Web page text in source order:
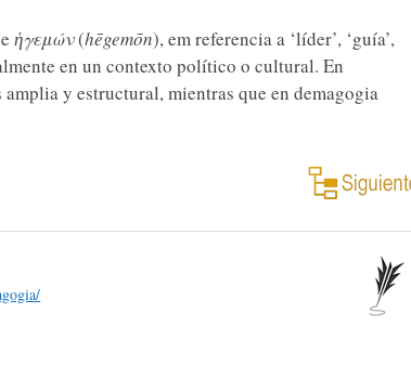
ἡγεμών(hēgemōn), em referencia a ‘líder’, ‘guía’,
en un contexto político o cultural. En
y estructural, mientras que en demagogia